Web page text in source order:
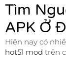
Tìm
APK Ở
Hiện nay có
hot51 mod trên